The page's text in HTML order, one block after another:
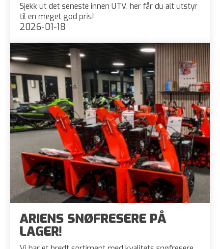
Sjekk ut det seneste innen UTV, her får du alt utstyr
til en meget god pris!
2026-01-18
ARIENS SNØFRESERE PÅ
LAGER!